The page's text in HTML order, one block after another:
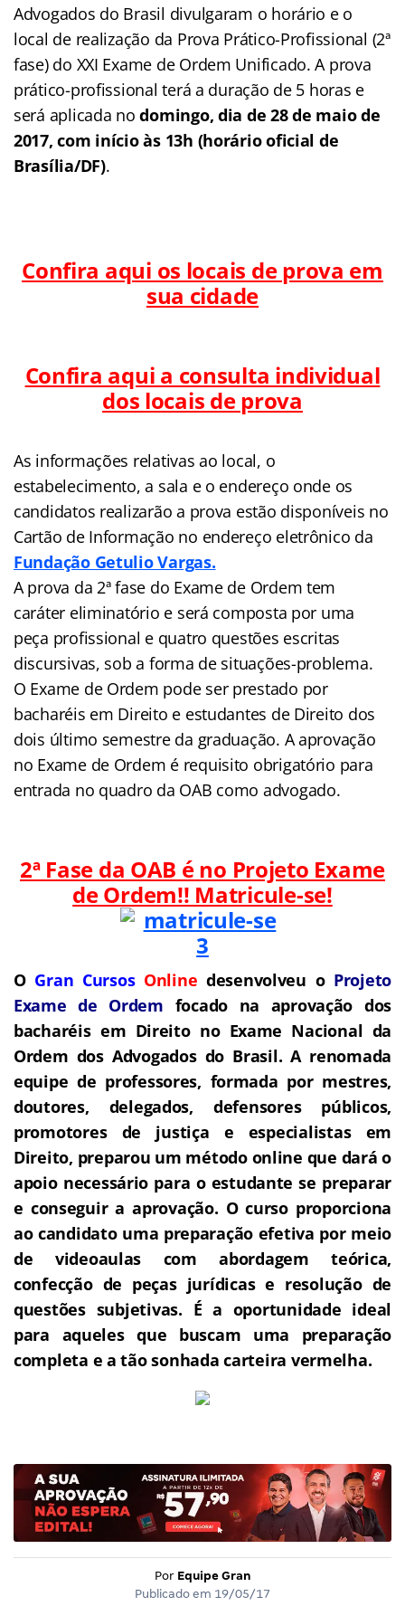
Advogados do Brasil divulgaram o horário e o
local de realização da Prova Prático-Profissional (2ª
fase) do XXI Exame de Ordem Unificado. A prova
prático-profissional terá a duração de 5 horas e
será aplicada nodomingo, dia de 28 de maio de
2017, com início às 13h (horário oficial de
Brasília/DF).
Confira aqui os locais de prova em
sua cidade
Confira aqui a consulta individual
dos locais de prova
As informações relativas ao local, o
estabelecimento, a sala e o endereço onde os
candidatos realizarão a prova estão disponíveis no
Cartão de Informação no endereço eletrônico da
Fundação Getulio Vargas.
A prova da 2ª fase do Exame de Ordem tem
caráter eliminatório e será composta por uma
peça profissional e quatro questões escritas
discursivas, sob a forma de situações-problema.
O Exame de Ordem pode ser prestado por
bacharéis em Direito e estudantes de Direito dos
dois último semestre da graduação. A aprovação
no Exame de Ordem é requisito obrigatório para
entrada no quadro da OAB como advogado.
2ª Fase da OAB é no Projeto Exame
de Ordem!! Matricule-se!
O Gran Cursos Online desenvolveu o Projeto
Exame de Ordem focado na aprovação dos
bacharéis em Direito no Exame Nacional da
Ordem dos Advogados do Brasil. A renomada
equipe de professores, formada por mestres,
doutores, delegados, defensores públicos,
promotores de justiça e especialistas em
Direito, preparou um método online que dará o
apoio necessário para o estudante se preparar
e conseguir a aprovação. O curso proporciona
ao candidato uma preparação efetiva por meio
de videoaulas com abordagem teórica,
confecção de peças jurídicas e resolução de
questões subjetivas. É a oportunidade ideal
para aqueles que buscam uma preparação
completa e a tão sonhada carteira vermelha.
Por Equipe Gran
Publicado em 19/05/17